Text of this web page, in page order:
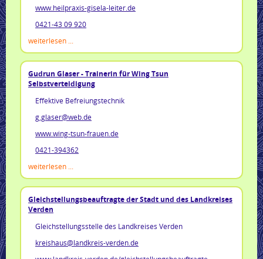
www.heilpraxis-gisela-leiter.de
0421-43 09 920
weiterlesen ...
Gudrun Glaser - Trainerin für Wing Tsun
Selbstverteidigung
Effektive Befreiungstechnik
g.glaser@web.de
www.wing-tsun-frauen.de
0421-394362
weiterlesen ...
Gleichstellungsbeauftragte der Stadt und des Landkreises
Verden
Gleichstellungsstelle des Landkreises Verden
kreishaus@landkreis-verden.de